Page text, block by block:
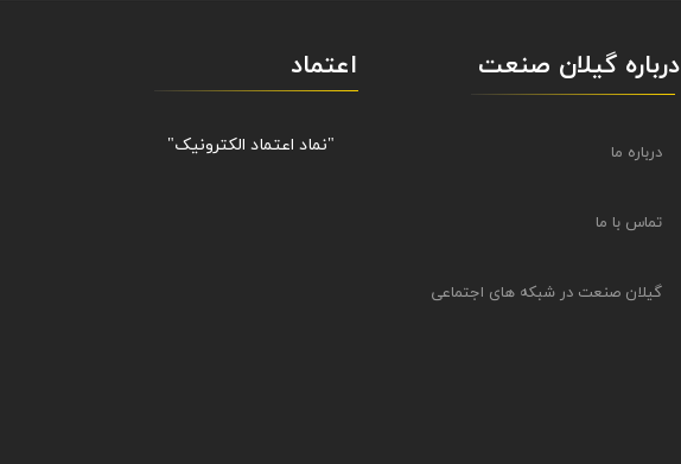
اعتماد
"نماد اعتماد الکترونیک​​​​​​​"
درباره گیلان صنعت
درباره ما
تماس با ما
گیلان صنعت در شبکه های اجتماعی